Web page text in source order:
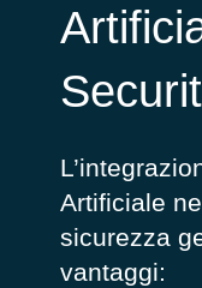
Artificiale
sicurezza
vantaggi: